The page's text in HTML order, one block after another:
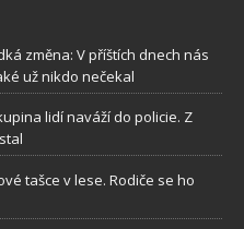
změna: V příštích dnech nás
už nikdo nečekal
lidí naváží do policie. Z
tašce v lese. Rodiče se ho